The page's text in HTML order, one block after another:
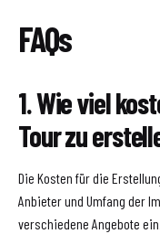
FAQs
1. Wie viel
Tour zu
Die Kosten für die
Anbieter und Umfang der
verschiedene Angebote